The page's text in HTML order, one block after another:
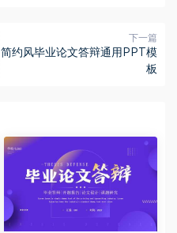
下一篇
简约风毕业论文答辩通用PPT模
板